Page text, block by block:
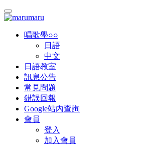
唱歌學○○
日語
中文
日語教室
訊息公告
常見問題
錯誤回報
Google站內查詢
會員
登入
加入會員